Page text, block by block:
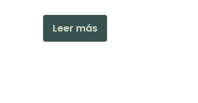
Leer más